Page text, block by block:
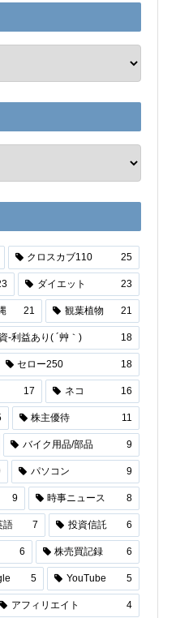
クロスカブ110 25
ダイエット 23
21 観葉植物 21
-利益あり( ´艸｀) 18
セロー250 18
17 ネコ 16
株主優待 11
バイク用品/部品 9
パソコン 9
9 時事ニュース 8
語 7 投資信託 6
6 株売買記録 6
5 YouTube 5
アフィリエイト 4